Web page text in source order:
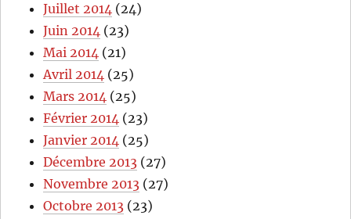
Juillet 2014 (24)
Juin 2014 (23)
Mai 2014 (21)
Avril 2014 (25)
Mars 2014 (25)
Février 2014 (23)
Janvier 2014 (25)
Décembre 2013 (27)
Novembre 2013 (27)
Octobre 2013 (23)